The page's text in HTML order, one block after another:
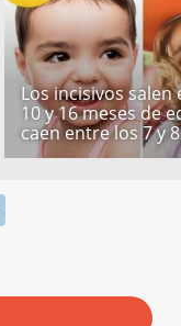
Los incisivos salen
10 y 16 meses de
caen entre los 7 y